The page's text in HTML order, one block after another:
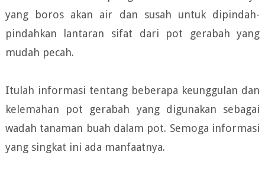
yang boros akan air dan susah untuk dipindah-
pindahkan lantaran sifat dari pot gerabah yang
mudah pecah.
Itulah informasi tentang beberapa keunggulan dan
kelemahan pot gerabah yang digunakan sebagai
wadah tanaman buah dalam pot. Semoga informasi
yang singkat ini ada manfaatnya.